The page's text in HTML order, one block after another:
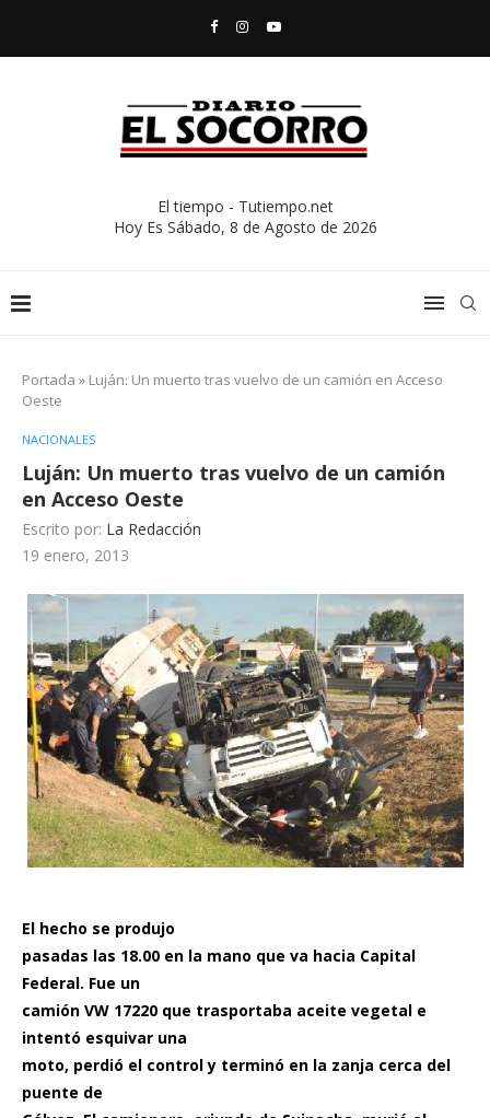
El tiempo - Tutiempo.net
Hoy Es Sábado, 8 de Agosto de 2026
Portada » Luján: Un muerto tras vuelvo de un camión en Acceso
Oeste
NACIONALES
Luján: Un muerto tras vuelvo de un camión
en Acceso Oeste
Escrito por: La Redacción
19 enero, 2013
El hecho se produjo
pasadas las 18.00 en la mano que va hacia Capital
Federal. Fue un
camión VW 17220 que trasportaba aceite vegetal e
intentó esquivar una
moto, perdió el control y terminó en la zanja cerca del
puente de